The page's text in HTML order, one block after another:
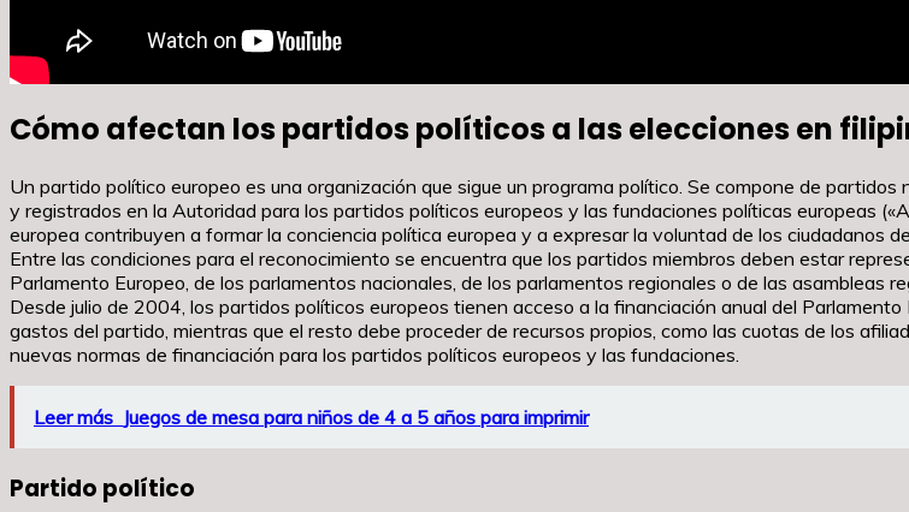
Cómo afectan los partidos políticos a las elecciones en
Un partido político europeo es una organización que sigue un programa político. Se compone de
y registrados en la Autoridad para los partidos políticos europeos y las fundaciones políticas europeas
europea contribuyen a formar la conciencia política europea y a expresar la voluntad de los ciudadanos
Entre las condiciones para el reconocimiento se encuentra que los partidos miembros deben estar
Parlamento Europeo, de los parlamentos nacionales, de los parlamentos regionales o de las asambleas
Desde julio de 2004, los partidos políticos europeos tienen acceso a la financiación anual del
gastos del partido, mientras que el resto debe proceder de recursos propios, como las cuotas de los
nuevas normas de financiación para los partidos políticos europeos y las fundaciones.
Leer más Juegos de mesa para niños de 4 a 5 años para imprimir
Partido político